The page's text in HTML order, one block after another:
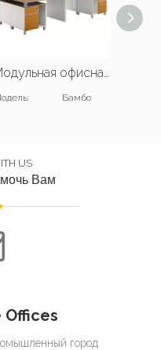
Модульная офисная компьютерная мебель для рабочих станций
Бамбо
US
Вам
город